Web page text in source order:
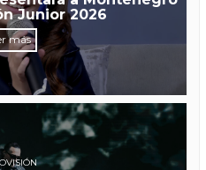
Junior 2026
más